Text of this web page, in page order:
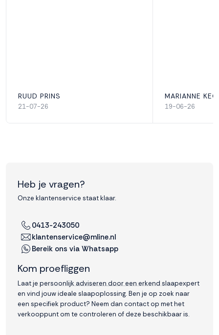
RUUD PRINS
21-07-26
MARIANNE
19-06-26
Heb je vragen?
Onze klantenservice staat klaar.
0413-243050
klantenservice@mline.nl
Bereik ons via Whatsapp
Kom proefliggen
Laat je persoonlijk adviseren door een erkend slaapexpert
en vind jouw ideale slaapoplossing. Ben je op zoek naar
een specifiek product? Neem dan contact op met het
verkooppunt om te controleren of deze beschikbaar is.